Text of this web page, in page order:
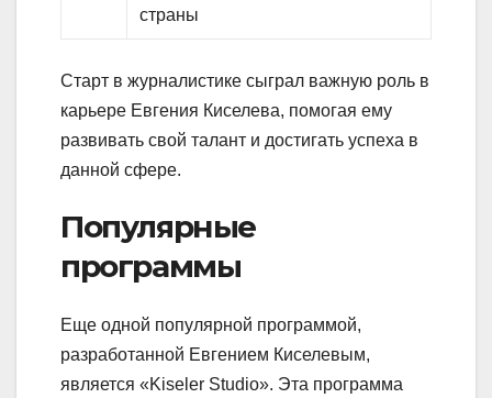
страны
Старт в журналистике сыграл важную роль в
карьере Евгения Киселева, помогая ему
развивать свой талант и достигать успеха в
данной сфере.
Популярные
программы
Еще одной популярной программой,
разработанной Евгением Киселевым,
является «Kiseler Studio». Эта программа